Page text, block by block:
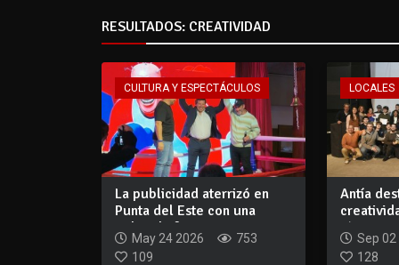
RESULTADOS: CREATIVIDAD
CULTURA Y ESPECTÁCULOS
La publicidad aterrizó en
Punta del Este con una
pelea de fo...
May 24 2026
753
109
LOCALES
Antía
jóvenes
Sep
128